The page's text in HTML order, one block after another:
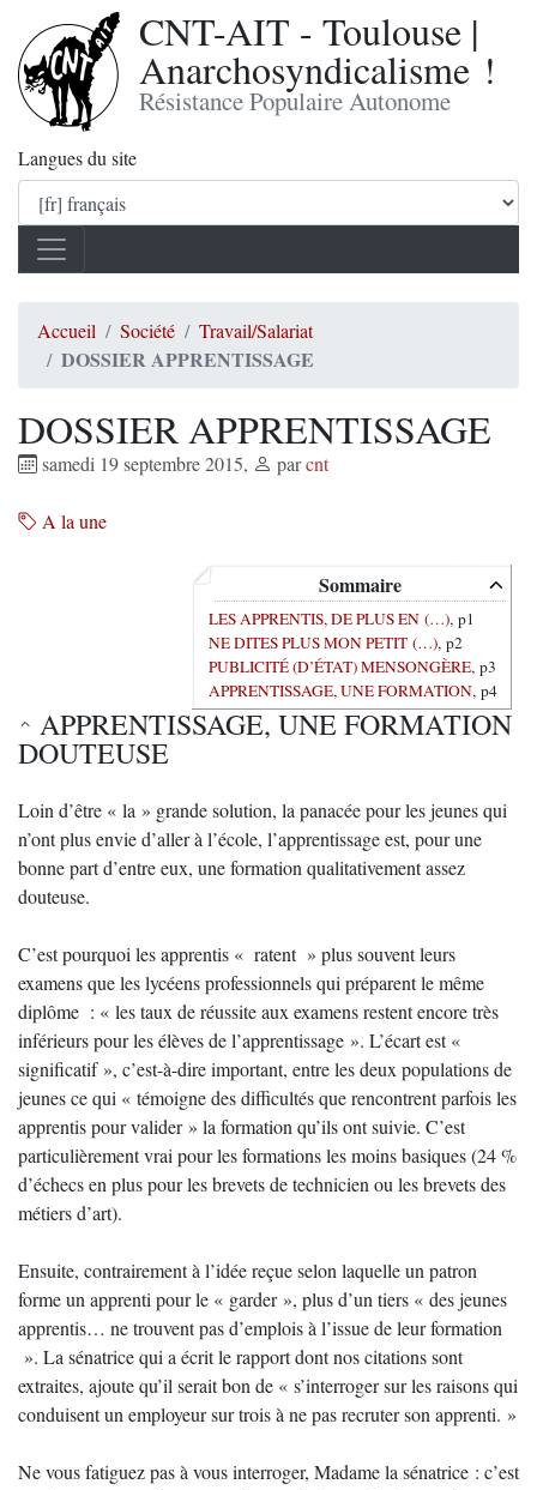
CNT-AIT - Toulouse |
Anarchosyndicalisme !
Résistance Populaire Autonome
Langues du site
Accueil Société Travail/Salariat
DOSSIER APPRENTISSAGE
DOSSIER APPRENTISSAGE
samedi 19 septembre 2015, parcnt
A la une
Sommaire
LES APPRENTIS, DE PLUS EN (…), p1
NE DITES PLUS MON PETIT (…), p2
PUBLICITÉ (D’ÉTAT) MENSONGÈRE, p3
APPRENTISSAGE, UNE FORMATION, p4
APPRENTISSAGE, UNE FORMATION
DOUTEUSE
Loin d’être « la » grande solution, la panacée pour les jeunes qui
n’ont plus envie d’aller à l’école, l’apprentissage est, pour une
bonne part d’entre eux, une formation qualitativement assez
douteuse.
C’est pourquoi les apprentis « ratent » plus souvent leurs
examens que les lycéens professionnels qui préparent le même
diplôme : « les taux de réussite aux examens restent encore très
inférieurs pour les élèves de l’apprentissage ». L’écart est «
significatif », c’est-à-dire important, entre les deux populations de
jeunes ce qui « témoigne des difficultés que rencontrent parfois les
apprentis pour valider » la formation qu’ils ont suivie. C’est
particulièrement vrai pour les formations les moins basiques (24 %
d’échecs en plus pour les brevets de technicien ou les brevets des
métiers d’art).
Ensuite, contrairement à l’idée reçue selon laquelle un patron
forme un apprenti pour le « garder », plus d’un tiers « des jeunes
apprentis… ne trouvent pas d’emplois à l’issue de leur formation
». La sénatrice qui a écrit le rapport dont nos citations sont
extraites, ajoute qu’il serait bon de « s’interroger sur les raisons qui
conduisent un employeur sur trois à ne pas recruter son apprenti. »
Ne vous fatiguez pas à vous interroger, Madame la sénatrice : c’est